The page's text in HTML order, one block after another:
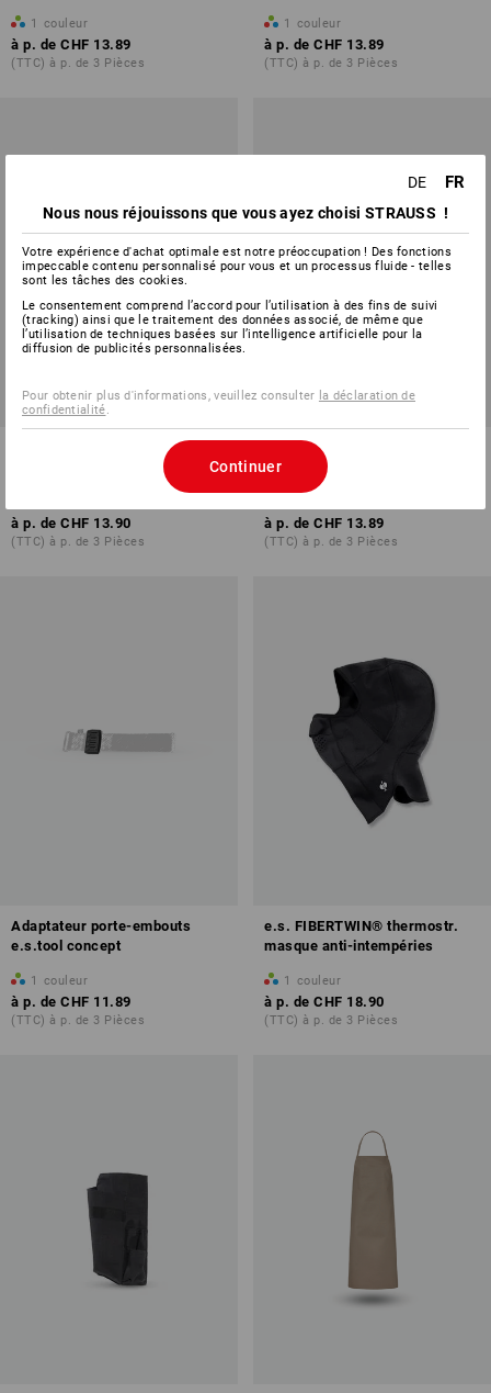
1 couleur
à p. de CHF 13.89
(TTC) à p. de 3 Pièces
1 couleur
à p. de CHF 13.89
(TTC) à p. de 3 Pièces
Bonnet tricoté e.s.motion ten
à p. de CHF 13.90
(TTC) à p. de 3 Pièces
Poche mètre pli./ couteau
e.s.tool concept,gauche
à p. de CHF 13.89
(TTC) à p. de 3 Pièces
Adaptateur porte-embouts
e.s.tool concept
1 couleur
à p. de CHF 11.89
(TTC) à p. de 3 Pièces
e.s. FIBERTWIN® thermostr.
masque anti-intempéries
1 couleur
à p. de CHF 18.90
(TTC) à p. de 3 Pièces
DE FR
Nous nous réjouissons que vous ayez choisi STRAUSS !
Votre expérience d'achat optimale est notre préoccupation ! Des fonctions
impeccable contenu personnalisé pour vous et un processus fluide - telles
sont les tâches des cookies.
Le consentement comprend l’accord pour l’utilisation à des fins de suivi
(tracking) ainsi que le traitement des données associé, de même que
l’utilisation de techniques basées sur l’intelligence artificielle pour la
diffusion de publicités personnalisées.
Pour obtenir plus d'informations, veuillez consulter la déclaration de
confidentialité
Continuer